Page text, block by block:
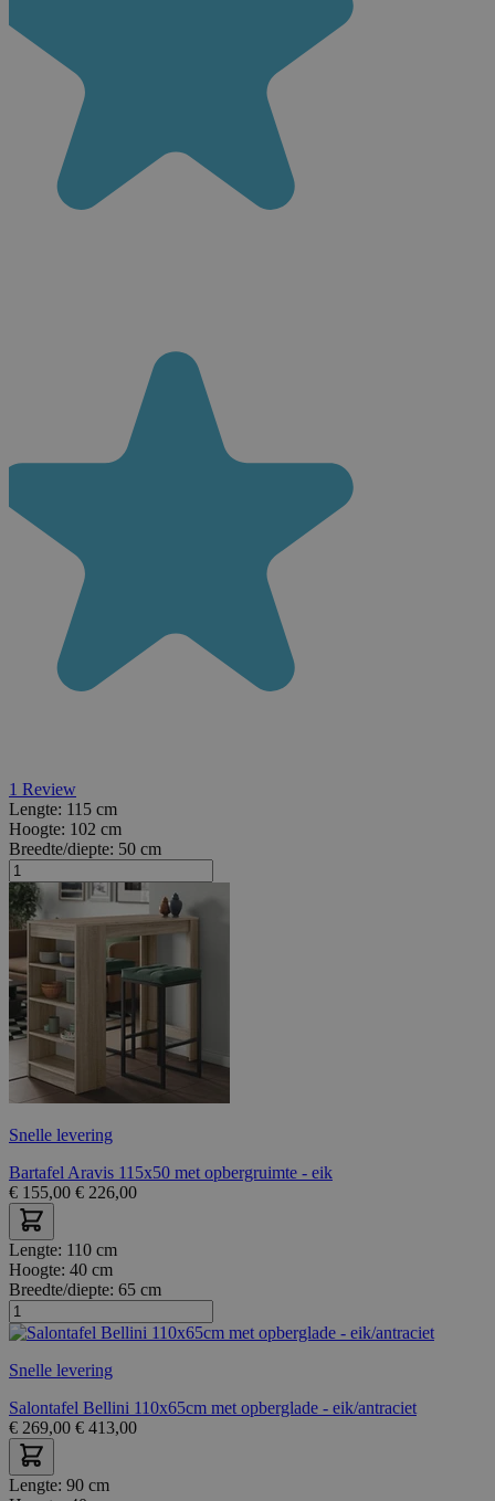
1 Review
Lengte: 115 cm
Hoogte: 102 cm
Breedte/diepte: 50 cm
Snelle levering
Bartafel Aravis 115x50 met opbergruimte - eik
€ 155,00 € 226,00
Lengte: 110 cm
Hoogte: 40 cm
Breedte/diepte: 65 cm
Snelle levering
Salontafel Bellini 110x65cm met opberglade - eik/antraciet
€ 269,00 € 413,00
Lengte: 90 cm